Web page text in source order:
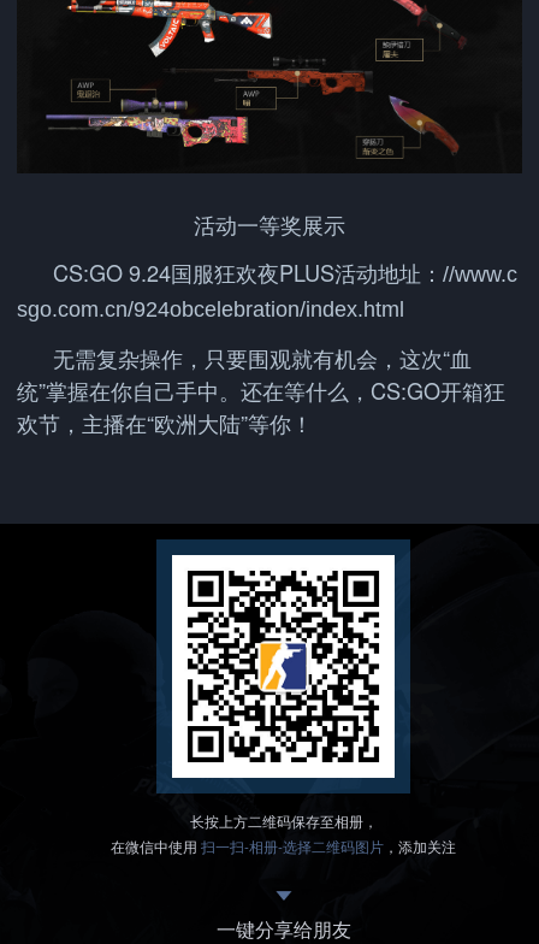
活动一等奖展示
CS:GO 9.24国服狂欢夜PLUS活动地址：//www.c
sgo.com.cn/924obcelebration/index.html
无需复杂操作，只要围观就有机会，这次“血
统”掌握在你自己手中。还在等什么，CS:GO开箱狂
欢节，主播在“欧洲大陆”等你！
长按上方二维码保存至相册，
在微信中使用扫一扫-相册-选择二维码图片 ，添加关注
一键分享给朋友